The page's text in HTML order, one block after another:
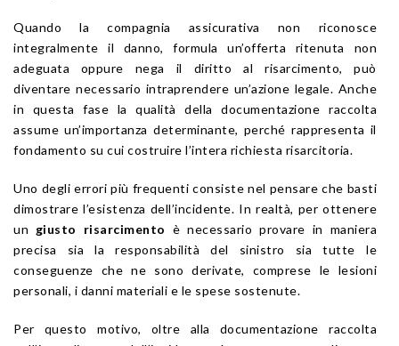
Quando la compagnia assicurativa non riconosce
integralmente il danno, formula un’offerta ritenuta non
adeguata oppure nega il diritto al risarcimento, può
diventare necessario intraprendere un’azione legale. Anche
in questa fase la qualità della documentazione raccolta
assume un’importanza determinante, perché rappresenta il
fondamento su cui costruire l’intera richiesta risarcitoria.
Uno degli errori più frequenti consiste nel pensare che basti
dimostrare l’esistenza dell’incidente. In realtà, per ottenere
un giusto risarcimento è necessario provare in maniera
precisa sia la responsabilità del sinistro sia tutte le
conseguenze che ne sono derivate, comprese le lesioni
personali, i danni materiali e le spese sostenute.
Per questo motivo, oltre alla documentazione raccolta